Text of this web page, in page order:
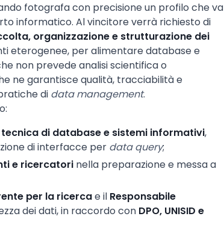
fotografa con precisione un profilo che va
informatico. Al vincitore verrà richiesto di
organizzazione e strutturazione dei
eterogenee, per alimentare database e
non prevede analisi scientifica o
ne garantisce qualità, tracciabilità e
di data management.
di database e sistemi informativi,
di interfacce per data query;
e ricercatori nella preparazione e messa a
per la ricercae il Responsabile
dei dati, in raccordo con DPO, UNISID e